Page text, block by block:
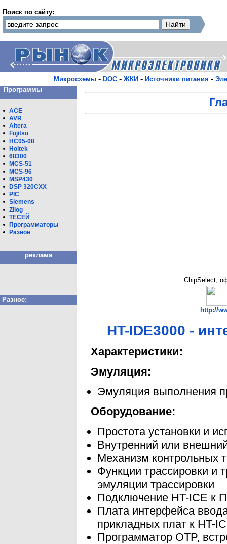
Поиск по сайту:
Микросхемы - DOC - ЖКИ - Источники питания -
Программы
ACE
AVR
Altera
Fujitsu
HC05-08
Holtek
68300
MCS-51
MCS-96
MSP430
DSP 320CXX
PIC
Siemens
Zilog
ТЕСЕЙ
Программаторы
Разное
реклама
Разное:
ChipSelect,
http://
HT-IDE3000 -
Характеристики:
Эмуляция:
Эмуляция выполнения
Оборудование:
Простота установки и
Внутренний или
Механизм контрольных
Функции трассировки и
эмуляции трассировки
Подключение HT-ICE к
Плата интерфейса
прикладных плат к HT-
Программатор OTP,